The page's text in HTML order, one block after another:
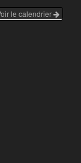
le calendrier